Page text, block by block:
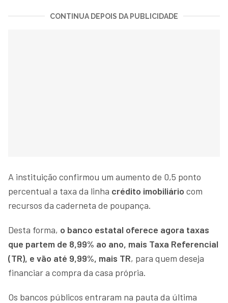
CONTINUA DEPOIS DA PUBLICIDADE
A instituição confirmou um aumento de 0,5 ponto
percentual a taxa da linha crédito imobiliário com
recursos da caderneta de poupança.
Desta forma, o banco estatal oferece agora taxas
que partem de 8,99% ao ano, mais Taxa Referencial
(TR), e vão até 9,99%, mais TR, para quem deseja
financiar a compra da casa própria.
Os bancos públicos entraram na pauta da última